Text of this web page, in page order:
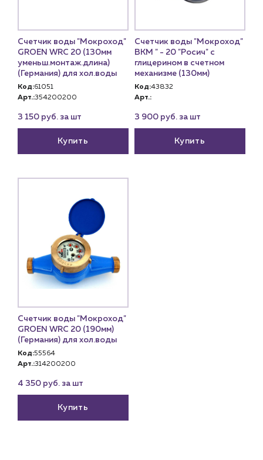
Сервис и обслуживание инженерных систем
Доставка
Портфолио
Блог
Чат-бот
+7 (918) 070-19-79
Пн – пт: 9:00 – 18:00
г. Краснодар, ул. Российская, 63
Счетчик воды "Мокроход"
GROEN WRC 20 (130мм
уменьш.монтаж.длина)
(Германия) для хол.воды
Код:61051
Арт.:354200200
3 150 руб. за шт
Купить
Счетчик воды "Мокроход"
ВКМ " - 20 "Росич" с
глицерином в счетном
механизме (130мм)
Код:43832
Арт.:
3 900 руб. за шт
Купить
Счетчик воды "Мокроход"
GROEN WRC 20 (190мм)
(Германия) для хол.воды
Код:55564
Арт.:314200200
4 350 руб. за шт
Купить